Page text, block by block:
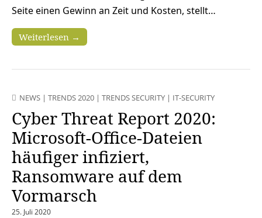
Seite einen Gewinn an Zeit und Kosten, stellt…
Weiterlesen →
NEWS | TRENDS 2020 | TRENDS SECURITY | IT-SECURITY
Cyber Threat Report 2020:
Microsoft-Office-Dateien
häufiger infiziert,
Ransomware auf dem
Vormarsch
25. Juli 2020